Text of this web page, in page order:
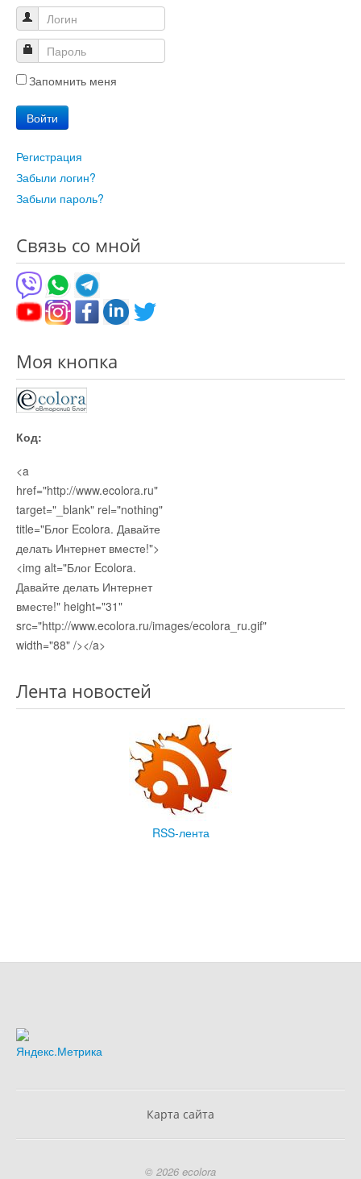
Запомнить меня
Войти
Регистрация
Забыли логин?
Забыли пароль?
Связь со мной
Моя кнопка
Код:
<a
href="http://www.ecolora.ru"
target="_blank" rel="nothing"
title="Блог Ecolora. Давайте
делать Интернет вместе!">
<img alt="Блог Ecolora.
Давайте делать Интернет
вместе!" height="31"
src="http://www.ecolora.ru/images/ecolora_ru.gif"
width="88" /></a>
Лента новостей
RSS-лента
Карта сайта
© 2026 ecolora